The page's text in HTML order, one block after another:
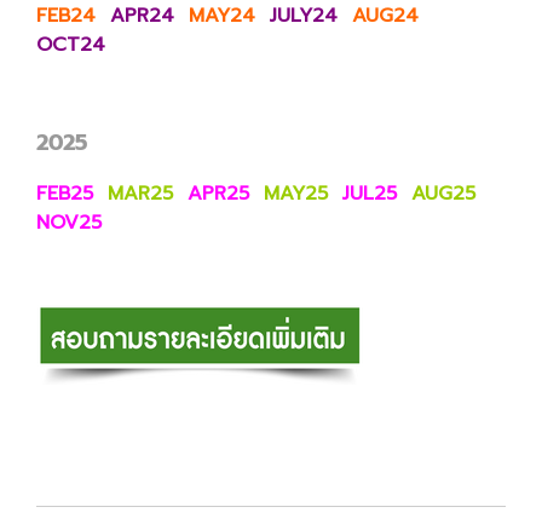
FEB24 APR24 MAY24 JULY24 AUG24
OCT24
2025
FEB25 MAR25 APR25 MAY25 JUL25 AUG25
NOV25